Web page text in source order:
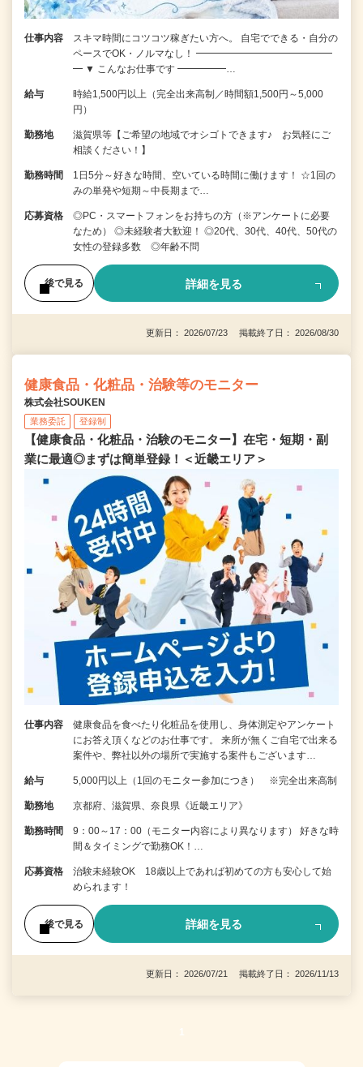
仕事内容
スキマ時間にコツコツ稼ぎたい方へ。 自宅でできる・自分の
ペースでOK・ノルマなし！ ━━━━━━━━━━━━━━
━ ▼ こんなお仕事です ━━━━━…
給与
時給1,500円以上（完全出来高制／時間額1,500円～5,000
円）
勤務地
滋賀県等【ご希望の地域でオシゴトできます♪ お気軽にご
相談ください！】
勤務時間
1日5分～好きな時間、空いている時間に働けます！ ☆1回の
みの単発や短期～中長期まで…
応募資格
◎PC・スマートフォンをお持ちの方（※アンケートに必要
なため） ◎未経験者大歓迎！ ◎20代、30代、40代、50代の
女性の登録多数 ◎年齢不問
後で見る 詳細を見る
更新日： 2026/07/23 掲載終了日： 2026/08/30
健康食品・化粧品・治験等のモニター
株式会社SOUKEN
業務委託 登録制
【健康食品・化粧品・治験のモニター】在宅・短期・副
業に最適◎まずは簡単登録！＜近畿エリア＞
仕事内容
健康食品を食べたり化粧品を使用し、身体測定やアンケート
にお答え頂くなどのお仕事です。 来所が無くご自宅で出来る
案件や、弊社以外の場所で実施する案件もございます…
給与 5,000円以上（1回のモニター参加につき） ※完全出来高制
勤務地 京都府、滋賀県、奈良県《近畿エリア》
勤務時間
9：00～17：00（モニター内容により異なります） 好きな時
間＆タイミングで勤務OK！…
応募資格
治験未経験OK 18歳以上であれば初めての方も安心して始
められます！
後で見る 詳細を見る
更新日： 2026/07/21 掲載終了日： 2026/11/13
1